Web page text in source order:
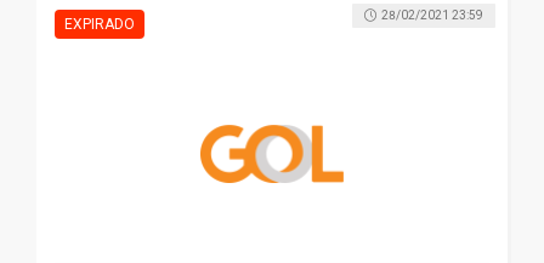
28/02/2021 23:59